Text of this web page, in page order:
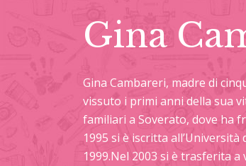
Gina
Gina Cambareri, madre di
vissuto i primi anni della sua
familiari a Soverato, dove ha
1995 si è iscritta
1999.Nel 2003 si è trasferita